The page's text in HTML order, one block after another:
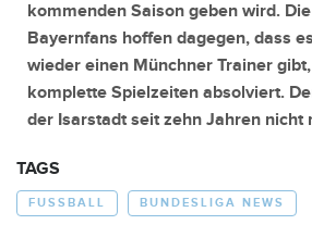
kommenden Saison geben wird.
Bayernfans hoffen dagegen, dass
wieder einen Münchner Trainer
komplette Spielzeiten absolviert.
der Isarstadt seit zehn Jahren nicht
TAGS
FUSSBALL BUNDESLIGA NEWS